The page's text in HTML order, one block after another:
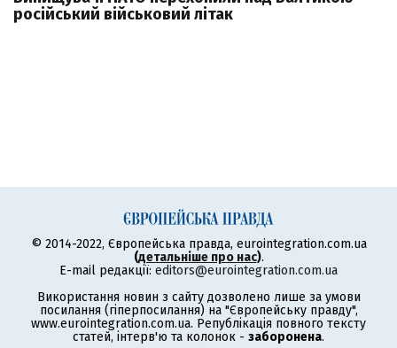
російський військовий літак
© 2014-2022, Європейська правда, eurointegration.com.ua
(детальніше про нас).
E-mail редакції: editors@eurointegration.com.ua
Використання новин з сайту дозволено лише за умови
посилання (гіперпосилання) на "Європейську правду",
www.eurointegration.com.ua. Републікація повного тексту
статей, інтерв'ю та колонок - заборонена.